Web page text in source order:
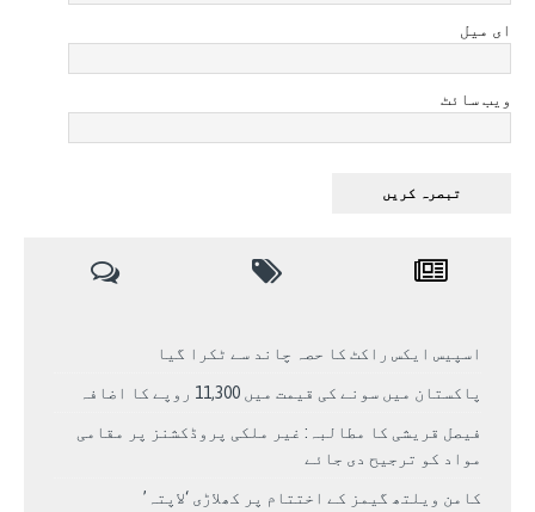
ای میل
ویب سائٹ
اسپیس ایکس راکٹ کا حصہ چاند سے ٹکرا گیا
پاکستان میں سونے کی قیمت میں 11,300 روپے کا اضافہ
فیصل قریشی کا مطالبہ: غیر ملکی پروڈکشنز پر مقامی
مواد کو ترجیح دی جائے
کامن ویلتھ گیمز کے اختتام پر کھلاڑی ‘لاپتہ’